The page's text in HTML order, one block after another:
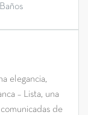
Baños
elegancia,
– Lista, una
de